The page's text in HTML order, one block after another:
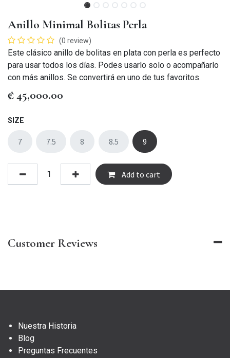
Anillo Minimal Bolitas Perla
(0 review)
Este clásico anillo de bolitas en plata con perla es perfecto
para usar todos los días. Podes usarlo solo o acompañarlo
con más anillos. Se convertirá en uno de tus favoritos.
₡45,000.00
SIZE
7 7.5 8 8.5 9
Add to cart
Customer Reviews
Nuestra Historia
Blog
Preguntas Frecuentes